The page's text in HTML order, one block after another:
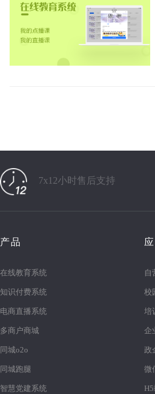
7x12小时售后支持
产品
在线教育系统
知识付费系统
电商直播系统
多商户商城
同城o2o
同城跑腿
智慧党建系统
自
校
培
企
政
微